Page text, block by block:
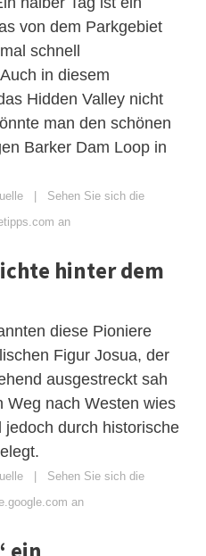
von dem Parkgebiet
schnell
in diesem
Hidden Valley nicht
man den schönen
Barker Dam Loop in
| Sehen Sie sich die
an
hinter dem
diese Pioniere
Figur Josua, der
ausgestreckt sah
Weg nach Westen wies
durch historische
| Sehen Sie sich die
an
ein